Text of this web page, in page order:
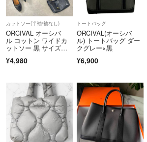
カットソー(半袖/袖なし)
ORCIVAL オーシバ
ル コットン ワイドカ
ットソー 黒 サイズ
¥4,980
トートバッグ
ORCIVAL(オーシバ
ル) トートバッグ ダー
クグレー×黒
¥6,900